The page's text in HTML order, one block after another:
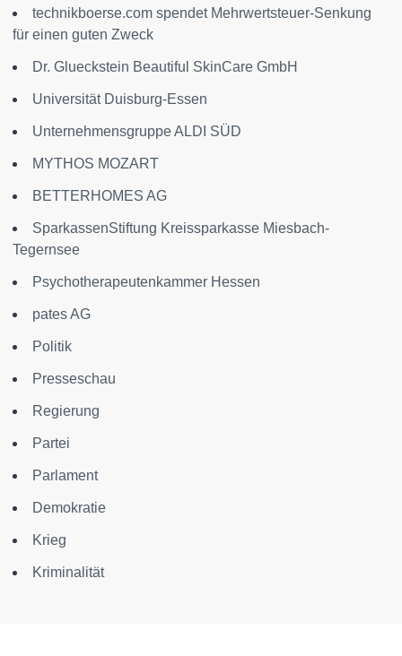
technikboerse.com spendet Mehrwertsteuer-Senkung
für einen guten Zweck
Dr. Glueckstein Beautiful SkinCare GmbH
Universität Duisburg-Essen
Unternehmensgruppe ALDI SÜD
MYTHOS MOZART
BETTERHOMES AG
SparkassenStiftung Kreissparkasse Miesbach-
Tegernsee
Psychotherapeutenkammer Hessen
pates AG
Politik
Presseschau
Regierung
Partei
Parlament
Demokratie
Krieg
Kriminalität